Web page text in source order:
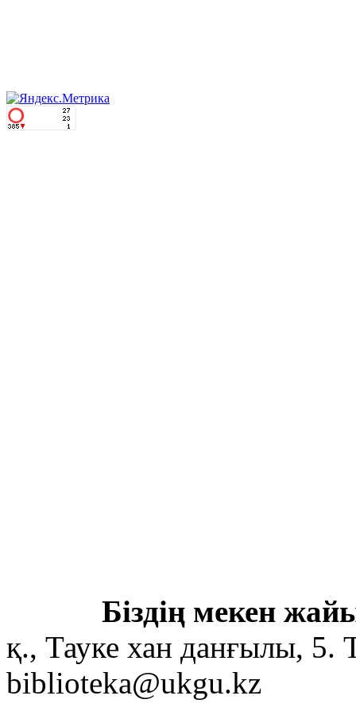
Біздің мекен
қ., Тауке хан данғылы,
biblioteka@ukgu.kz